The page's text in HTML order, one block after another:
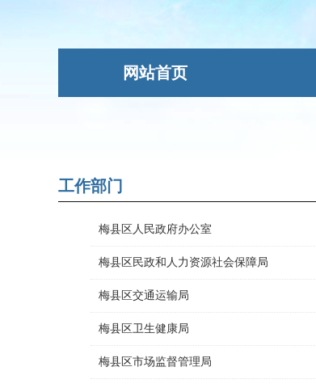
网站首页
工作部门
梅县区人民政府办公室
梅县区民政和人力资源社会保障局
梅县区交通运输局
梅县区卫生健康局
梅县区市场监督管理局